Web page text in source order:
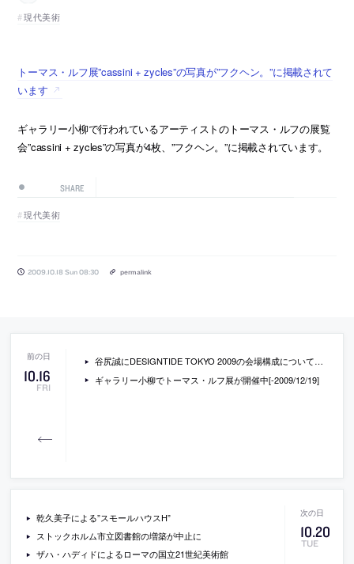
現代美術
トーマス・ルフ展”cassini + zycles”の写真が”フクヘン。”に掲載されて
います
ギャラリー小柳で行われているアーティストのトーマス・ルフの展覧
会”cassini + zycles”の写真が4枚、”フクヘン。”に掲載されています。
SHARE
現代美術
2009.10.18 Sun 08:30 permalink
10.16
FRI
谷尻誠にDESIGNTIDE TOKYO 2009の会場構成について聞いているインタビュー記事
ギャラリー小柳でトーマス・ルフ展が開催中[-2009/12/19]
10.20
TUE
乾久美子による”スモールハウスH”
ストックホルム市立図書館の増築が中止に
ザハ・ハディドによるローマの国立21世紀美術館